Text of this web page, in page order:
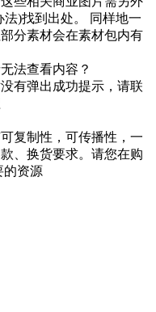
)找到出处。 同样地一
分素材会在素材包内有
法查看内容？
有弹出成功提示，请联
复制性，可传播性，一
、换货要求。请您在购
的资源